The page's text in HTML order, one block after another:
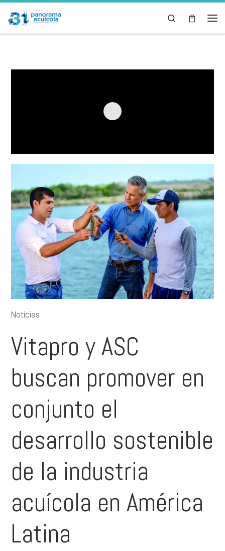
Skip to content Search
Noticias
Vitapro y ASC
buscan promover en
conjunto el
desarrollo sostenible
de la industria
acuícola en América
Latina